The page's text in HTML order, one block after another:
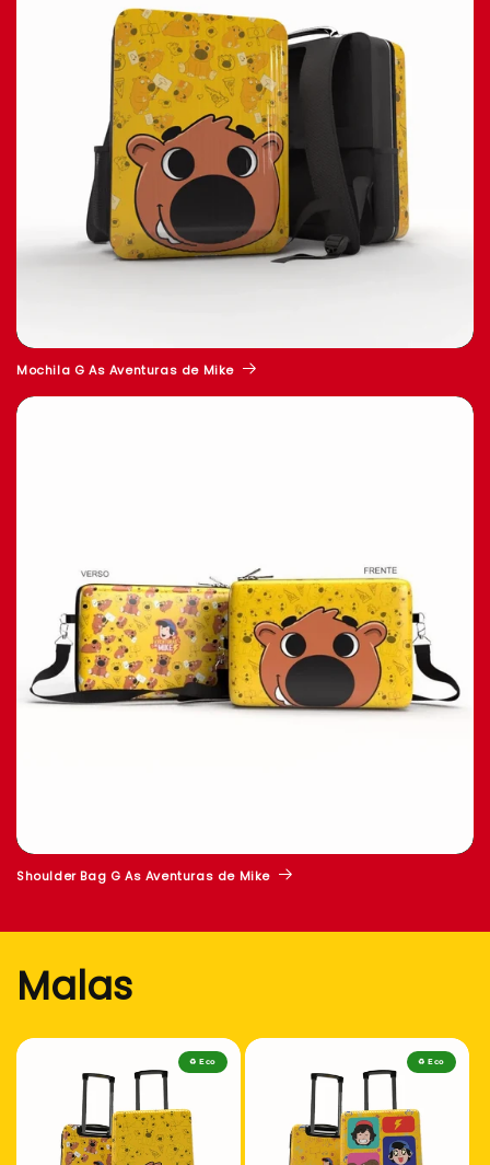
Mochila G As Aventuras de Mike
Shoulder Bag G As Aventuras de Mike
Malas
♻️ Eco ♻️ Eco